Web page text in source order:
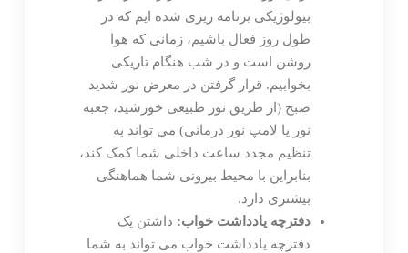
بیولوژیکی برنامه ریزی شده ایم که در
طول روز فعال باشیم، زمانی که هوا
روشن است و در شب هنگام تاریکی
بخوابیم. قرار گرفتن در معرض نور شدید
صبح (از طریق نور طبیعی خورشید، جعبه
نور یا لامپ نور درمانی) می تواند به
تنظیم مجدد ساعت داخلی شما کمک کند،
بنابراین با محیط بیرونی شما هماهنگی
بیشتری دارد.
دفترچه یادداشت خواب: داشتن یک
دفترچه یادداشت خواب می تواند به شما